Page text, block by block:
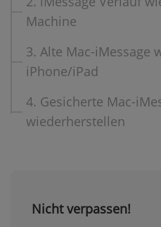
Machine
3. Alte Mac-iMessage
iPhone/iPad
4. Gesicherte Mac-
wiederherstellen
Nicht verpassen!